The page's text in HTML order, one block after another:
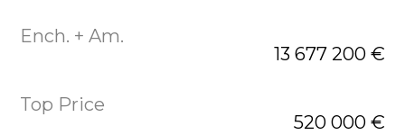
13 677 200 €
520 000 €